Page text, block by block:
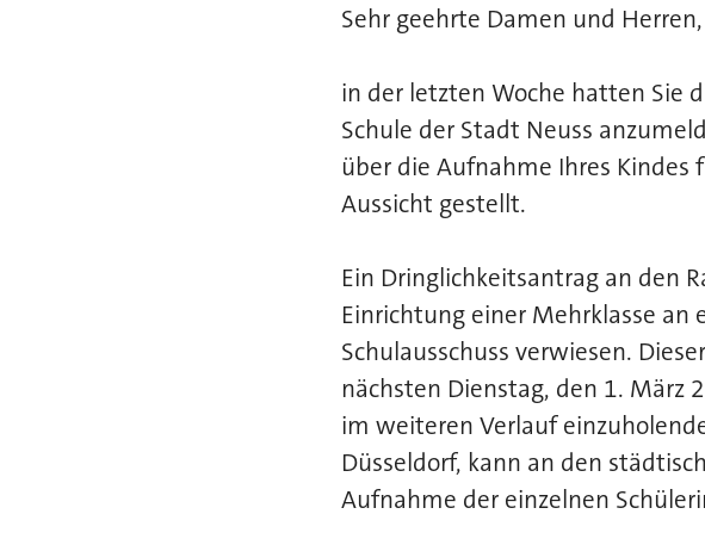
Sehr geehrte Damen und
in der letzten Woche hatten Sie
Schule der Stadt Neuss
über die Aufnahme Ihres Kindes
Aussicht gestellt.
Ein Dringlichkeitsantrag an den
Einrichtung einer Mehrklasse
Schulausschuss verwiesen.
nächsten Dienstag, den 1. März
im weiteren Verlauf
Düsseldorf, kann an den
Aufnahme der einzelnen